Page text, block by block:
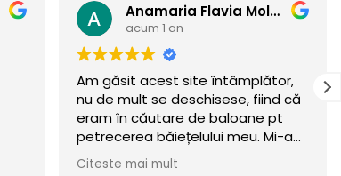
Andrey
acum 1 an
Felicitări pentru ceea ce creați!!!